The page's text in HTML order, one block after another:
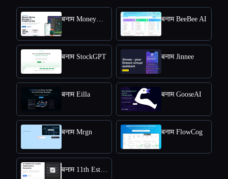
बनाम MoneyCoach बनाम BeeBee AI
बनाम StockGPT बनाम Jinnee
बनाम Eilla बनाम GooseAI
बनाम Mrgn बनाम FlowCog
बनाम 11th Estate